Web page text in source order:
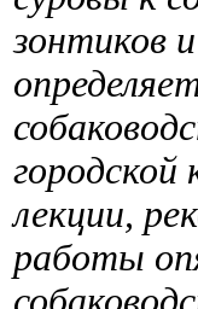
зонтиков
лекции,
работы